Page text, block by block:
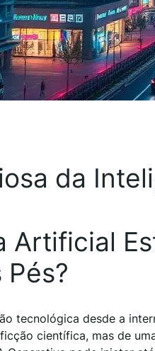
da
Artificial
tecnológica desde a
científica, mas de